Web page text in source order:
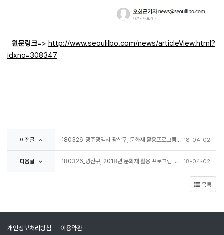
원문링크=> http://www.seoulilbo.com/news/articleView.html?
idxno=308347
이전글 180326_광주광역시 광산구, 문화재 활용프로그램 국내외 참가단 모집 18-04-02
다음글 180326_광산구, 2018년 문화재 활용 프로그램 막 올라 18-04-02
목록
개인정보처리방침 이용약관